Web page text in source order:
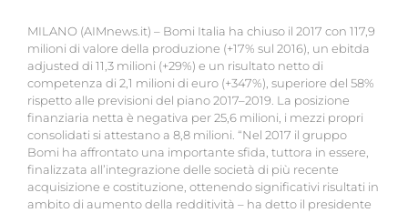
MILANO (AIMnews.it) – Bomi Italia ha chiuso il 2017 con 117,9
milioni di valore della produzione (+17% sul 2016), un ebitda
adjusted di 11,3 milioni (+29%) e un risultato netto di
competenza di 2,1 milioni di euro (+347%), superiore del 58%
rispetto alle previsioni del piano 2017–2019. La posizione
finanziaria netta è negativa per 25,6 milioni, i mezzi propri
consolidati si attestano a 8,8 milioni. “Nel 2017 il gruppo
Bomi ha affrontato una importante sfida, tuttora in essere,
finalizzata all’integrazione delle società di più recente
acquisizione e costituzione, ottenendo significativi risultati in
ambito di aumento della redditività – ha detto il presidente